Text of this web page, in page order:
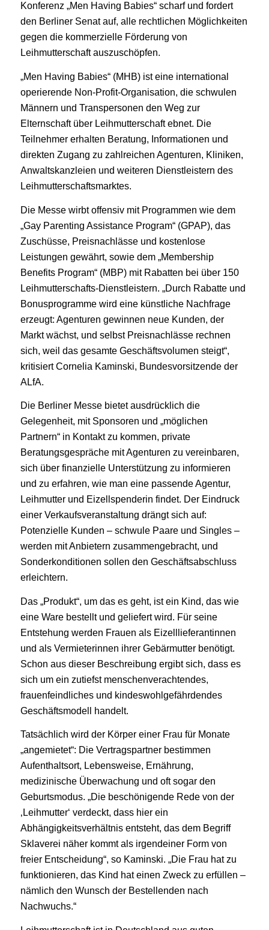
Konferenz „Men Having Babies“ scharf und fordert
den Berliner Senat auf, alle rechtlichen Möglichkeiten
gegen die kommerzielle Förderung von
Leihmutterschaft auszuschöpfen.
„Men Having Babies“ (MHB) ist eine international
operierende Non-Profit-Organisation, die schwulen
Männern und Transpersonen den Weg zur
Elternschaft über Leihmutterschaft ebnet. Die
Teilnehmer erhalten Beratung, Informationen und
direkten Zugang zu zahlreichen Agenturen, Kliniken,
Anwaltskanzleien und weiteren Dienstleistern des
Leihmutterschaftsmarktes.
Die Messe wirbt offensiv mit Programmen wie dem
„Gay Parenting Assistance Program“ (GPAP), das
Zuschüsse, Preisnachlässe und kostenlose
Leistungen gewährt, sowie dem „Membership
Benefits Program“ (MBP) mit Rabatten bei über 150
Leihmutterschafts‑Dienstleistern. „Durch Rabatte und
Bonusprogramme wird eine künstliche Nachfrage
erzeugt: Agenturen gewinnen neue Kunden, der
Markt wächst, und selbst Preisnachlässe rechnen
sich, weil das gesamte Geschäftsvolumen steigt“,
kritisiert Cornelia Kaminski, Bundesvorsitzende der
ALfA.
Die Berliner Messe bietet ausdrücklich die
Gelegenheit, mit Sponsoren und „möglichen
Partnern“ in Kontakt zu kommen, private
Beratungsgespräche mit Agenturen zu vereinbaren,
sich über finanzielle Unterstützung zu informieren
und zu erfahren, wie man eine passende Agentur,
Leihmutter und Eizellspenderin findet. Der Eindruck
einer Verkaufsveranstaltung drängt sich auf:
Potenzielle Kunden – schwule Paare und Singles –
werden mit Anbietern zusammengebracht, und
Sonderkonditionen sollen den Geschäftsabschluss
erleichtern.
Das „Produkt“, um das es geht, ist ein Kind, das wie
eine Ware bestellt und geliefert wird. Für seine
Entstehung werden Frauen als Eizelllieferantinnen
und als Vermieterinnen ihrer Gebärmutter benötigt.
Schon aus dieser Beschreibung ergibt sich, dass es
sich um ein zutiefst menschenverachtendes,
frauenfeindliches und kindeswohlgefährdendes
Geschäftsmodell handelt.
Tatsächlich wird der Körper einer Frau für Monate
„angemietet“: Die Vertragspartner bestimmen
Aufenthaltsort, Lebensweise, Ernährung,
medizinische Überwachung und oft sogar den
Geburtsmodus. „Die beschönigende Rede von der
‚Leihmutter‘ verdeckt, dass hier ein
Abhängigkeitsverhältnis entsteht, das dem Begriff
Sklaverei näher kommt als irgendeiner Form von
freier Entscheidung“, so Kaminski. „Die Frau hat zu
funktionieren, das Kind hat einen Zweck zu erfüllen –
nämlich den Wunsch der Bestellenden nach
Nachwuchs.“